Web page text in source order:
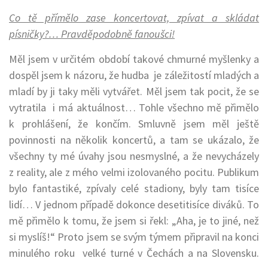
Co tě přímělo zase koncertovat, zpívat a skládat
písničky?… Pravděpodobně fanoušci!
Měl jsem v určitém období takové chmurné myšlenky a
dospěl jsem k názoru, že hudba je záležitostí mladých a
mladí by ji taky měli vytvářet. Měl jsem tak pocit, že se
vytratila i má aktuálnost… Tohle všechno mě přimělo
k prohlášení, že končím. Smluvně jsem měl ještě
povinnosti na několik koncertů, a tam se ukázalo, že
všechny ty mé úvahy jsou nesmyslné, a že nevycházely
z reality, ale z mého velmi izolovaného pocitu. Publikum
bylo fantastiké, zpívaly celé stadiony, byly tam tisíce
lidí… V jednom případě dokonce desetitisíce diváků. To
mě přimělo k tomu, že jsem si řekl: „Aha, je to jiné, než
si myslíš!“ Proto jsem se svým týmem připravil na konci
minulého roku velké turné v Čechách a na Slovensku.